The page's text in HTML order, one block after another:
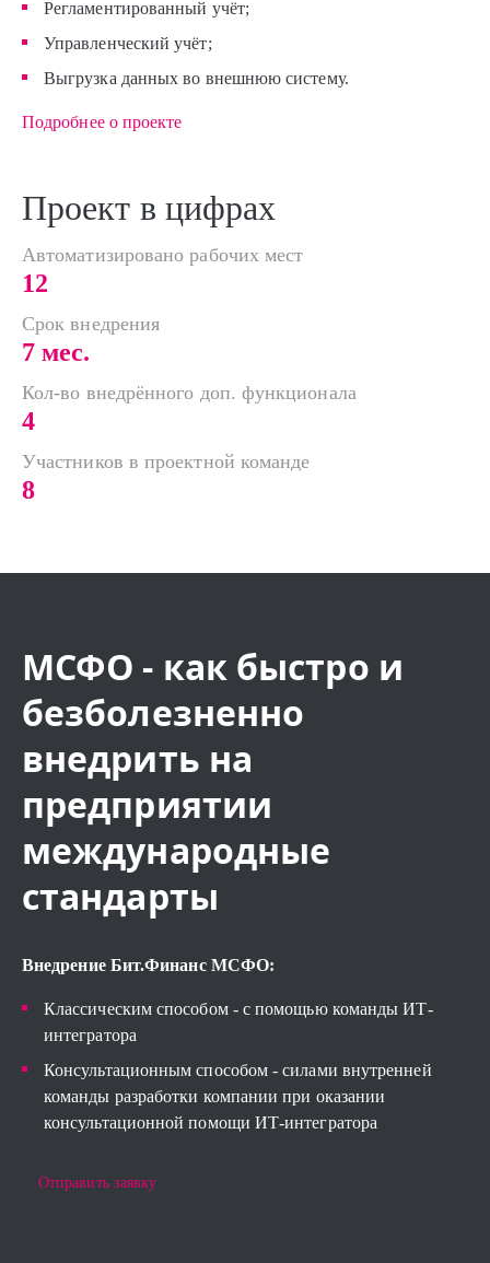
Регламентированный учёт;
Управленческий учёт;
Выгрузка данных во внешнюю систему.
Подробнее о проекте
Проект в цифрах
Автоматизировано рабочих мест
12
Срок внедрения
7 мес.
Кол-во внедрённого доп. функционала
4
Участников в проектной команде
8
МСФО - как быстро и
безболезненно
внедрить на
предприятии
международные
стандарты
Внедрение Бит.Финанс МСФО:
Классическим способом - с помощью команды ИТ-
интегратора
Консультационным способом - силами внутренней
команды разработки компании при оказании
консультационной помощи ИТ-интегратора
Отправить заявку